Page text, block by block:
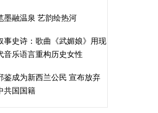
墨融温泉 艺韵绘热河
事史诗：歌曲《武媚娘》用现
音乐语言重构历史女性
鉴成为新西兰公民 宣布放弃
共国国籍